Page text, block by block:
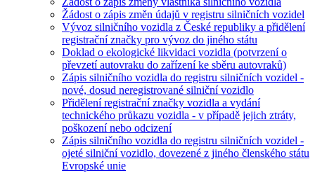
Žádost o zápis změn údajů v registru silničních vozidel
Vývoz silničního vozidla z České republiky a přidělení
registrační značky pro vývoz do jiného státu
Doklad o ekologické likvidaci vozidla (potvrzení o
převzetí autovraku do zařízení ke sběru autovraků)
Zápis silničního vozidla do registru silničních vozidel -
nové, dosud neregistrované silniční vozidlo
Přidělení registrační značky vozidla a vydání
technického průkazu vozidla - v případě jejich ztráty,
poškození nebo odcizení
Zápis silničního vozidla do registru silničních vozidel -
ojeté silniční vozidlo, dovezené z jiného členského státu
Evropské unie